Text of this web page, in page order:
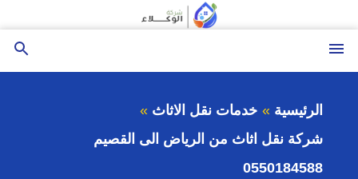
إلى
المحتوى
الرئيسية
خدمات نقل الاثاث
شركة نقل اثاث من الرياض الى القصيم
0550184588